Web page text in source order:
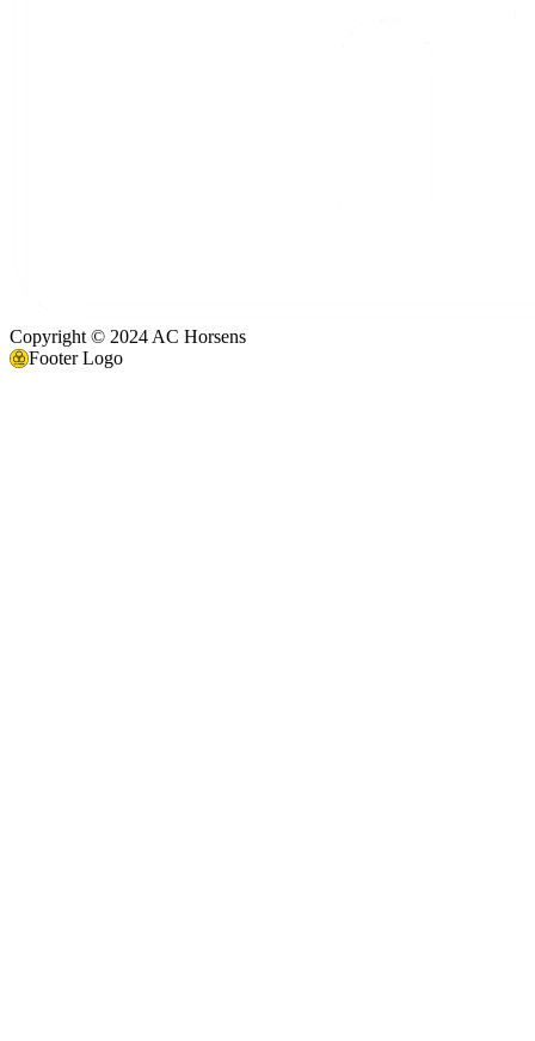
Copyright © 2024 AC Horsens
Footer Logo